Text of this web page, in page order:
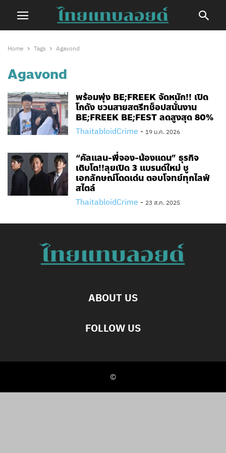
Home Tags Agavond
Agavond
พร้อมพุ่ง BE;FREEK จัดหนัก!! เปิด
โกดัง ชวนสายสตรีทช็อปสนั่นงาน
BE;FREEK BE;FEST ลดสูงสุด 80%
ThaitabloidCrime - 19 ม.ค. 2026
“คัลแลน-พี่จอง-น้องแดน” ธุรกิจ
เติบโต!!ลุยเปิด 3 แบรนด์ใหม่​ ชู
เอกลักษณ์โดดเด่น ตอบโจทย์ทุกไลฟ์
สไตล์
ThaitabloidCrime - 23 ส.ค. 2025
ABOUT US
FOLLOW US
©